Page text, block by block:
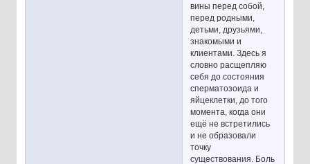
вины перед собой,
перед родными,
детьми, друзьями,
знакомыми и
клиентами. Здесь я
словно расщепляю
себя до состояния
сперматозоида и
яйцеклетки, до того
момента, когда они
ещё не встретились
и не образовали
точку
существования. Боль